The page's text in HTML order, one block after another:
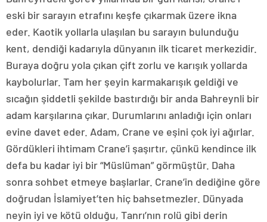
eski bir sarayın etrafını keşfe çıkarmak üzere ikna
eder. Kaotik yollarla ulaşılan bu sarayın bulunduğu
kent, dendiği kadarıyla dünyanın ilk ticaret merkezidir.
Buraya doğru yola çıkan çift zorlu ve karışık yollarda
kaybolurlar. Tam her şeyin karmakarışık geldiği ve
sıcağın şiddetli şekilde bastırdığı bir anda Bahreynli bir
adam karşılarına çıkar. Durumlarını anladığı için onları
evine davet eder. Adam, Crane ve eşini çok iyi ağırlar.
Gördükleri ihtimam Crane’i şaşırtır, çünkü kendince ilk
defa bu kadar iyi bir “Müslüman” görmüştür. Daha
sonra sohbet etmeye başlarlar. Crane’in dediğine göre
doğrudan İslamiyet’ten hiç bahsetmezler. Dünyada
neyin iyi ve kötü olduğu, Tanrı’nın rolü gibi derin